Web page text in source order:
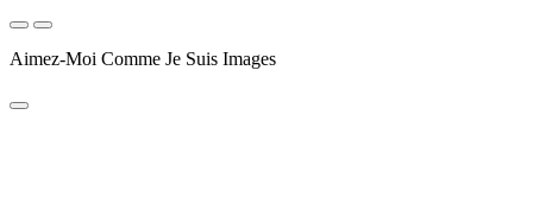
Aimez-Moi Comme Je Suis Images